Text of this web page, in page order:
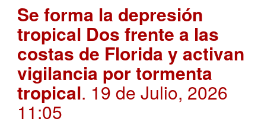
Se forma la depresión
tropical Dos frente a las
costas de Florida y activan
vigilancia por tormenta
tropical. 19 de Julio, 2026
11:05